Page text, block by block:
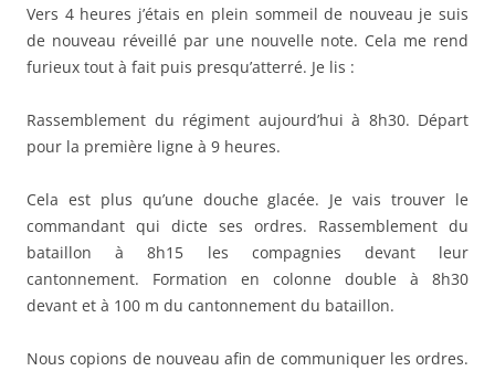
Vers 4 heures j’étais en plein sommeil de nouveau je suis
de nouveau réveillé par une nouvelle note. Cela me rend
furieux tout à fait puis presqu’atterré. Je lis :
Rassemblement du régiment aujourd’hui à 8h30. Départ
pour la première ligne à 9 heures.
Cela est plus qu’une douche glacée. Je vais trouver le
commandant qui dicte ses ordres. Rassemblement du
bataillon à 8h15 les compagnies devant leur
cantonnement. Formation en colonne double à 8h30
devant et à 100 m du cantonnement du bataillon.
Nous copions de nouveau afin de communiquer les ordres.